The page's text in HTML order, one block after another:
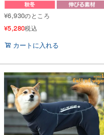
¥6,930のところ
¥5,280税込
カートに入れる